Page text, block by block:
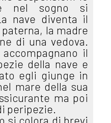
nel sogno si
nave diventa il
la madre
di una vedova.
il
della nave e
egli giunge in
mare della sua
ma poi
peripezie.
si colora di brevi